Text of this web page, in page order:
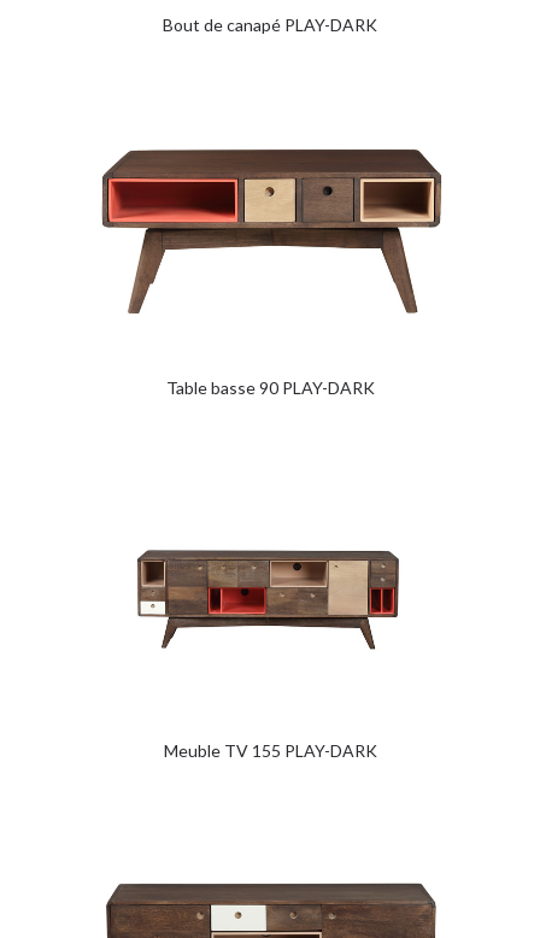
Bout de canapé PLAY-DARK
Table basse 90 PLAY-DARK
Meuble TV 155 PLAY-DARK